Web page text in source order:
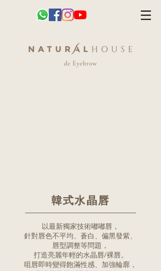
韓式水晶唇
以最新獨家技術嘟嘟唇，
針對唇色不平均、蒼白、偏黑發紫、
唇型調整等問題，
打造亮麗年輕的水晶唇/裸唇。
咀唇即時變得飽滿性感、加強輪廓，